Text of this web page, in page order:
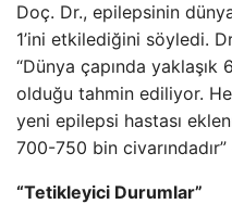
Doç. Dr., epilepsinin
1’ini etkilediğini söyledi.
“Dünya çapında yaklaşık
olduğu tahmin ediliyor.
yeni epilepsi hastası
700-750 bin
“Tetikleyici Durumlar”